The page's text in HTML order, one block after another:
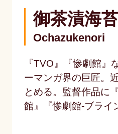
御茶漬海苔
Ochazukenori
『TVO』『惨劇館』
ーマンガ界の巨匠。
とめる。監督作品に
館』『惨劇館-ブライ